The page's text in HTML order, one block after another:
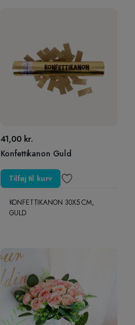
41,00 kr.
Konfettikanon Guld
Tilføj til kurv
KONFETTIKANON 30X5 CM,
GULD